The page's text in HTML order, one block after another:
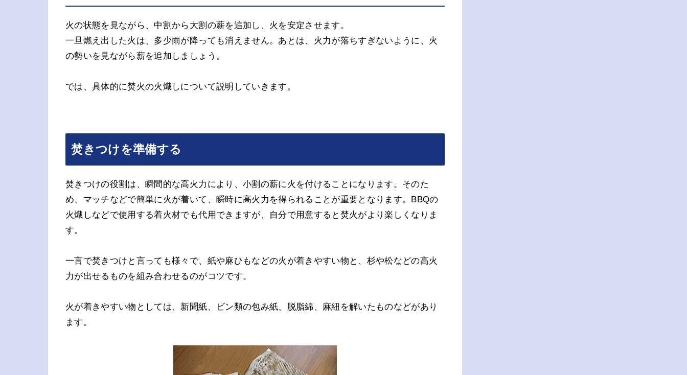
火の状態を見ながら、中割から大割の薪を追加し、火を安定させます。
一旦燃え出した火は、多少雨が降っても消えません。あとは、火力が落ちすぎないように、火
の勢いを見ながら薪を追加しましょう。
では、具体的に焚火の火熾しについて説明していきます。
焚きつけを準備する
焚きつけの役割は、瞬間的な高火力により、小割の薪に火を付けることになります。そのた
め、マッチなどで簡単に火が着いて、瞬時に高火力を得られることが重要となります。BBQの
火熾しなどで使用する着火材でも代用できますが、自分で用意すると焚火がより楽しくなりま
す。
一言で焚きつけと言っても様々で、紙や麻ひもなどの火が着きやすい物と、杉や松などの高火
力が出せるものを組み合わせるのがコツです。
火が着きやすい物としては、新聞紙、ビン類の包み紙、脱脂綿、麻紐を解いたものなどがあり
ます。